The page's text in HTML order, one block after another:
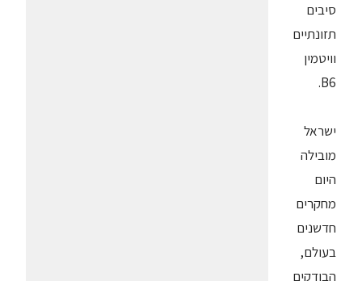
סיבים
תזונתיים
וויטמין
B6.
ישראל
מובילה
היום
מחקרים
חדשנים
בעולם,
הבודקים